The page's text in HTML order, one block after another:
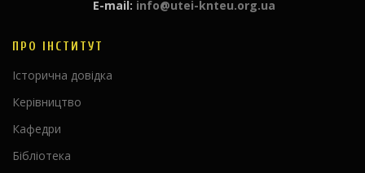
E-mail: info@utei-knteu.org.ua
ПРО ІНСТИТУТ
Історична довідка
Керівництво
Кафедри
Бібліотека